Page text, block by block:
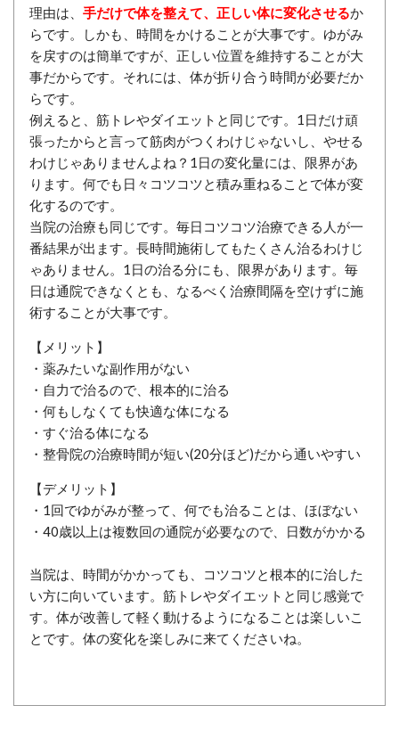
理由は、 手だけで体を整えて、正しい体に変化させるか
らです。しかも、時間をかけることが大事です。ゆがみ
を戻すのは簡単ですが、正しい位置を維持することが大
事だからです。それには、体が折り合う時間が必要だか
らです。
例えると、筋トレやダイエットと同じです。1日だけ頑
張ったからと言って筋肉がつくわけじゃないし、やせる
わけじゃありませんよね？1日の変化量には、限界があ
ります。何でも日々コツコツと積み重ねることで体が変
化するのです。
当院の治療も同じです。毎日コツコツ治療できる人が一
番結果が出ます。長時間施術してもたくさん治るわけじ
ゃありません。1日の治る分にも、限界があります。毎
日は通院できなくとも、なるべく治療間隔を空けずに施
術することが大事です。
【メリット】
・薬みたいな副作用がない
・自力で治るので、根本的に治る
・何もしなくても快適な体になる
・すぐ治る体になる
・整骨院の治療時間が短い(20分ほど)だから通いやすい
【デメリット】
・1回でゆがみが整って、何でも治ることは、ほぼない
・40歳以上は複数回の通院が必要なので、日数がかかる
当院は、時間がかかっても、コツコツと根本的に治した
い方に向いています。筋トレやダイエットと同じ感覚で
す。体が改善して軽く動けるようになることは楽しいこ
とです。体の変化を楽しみに来てくださいね。